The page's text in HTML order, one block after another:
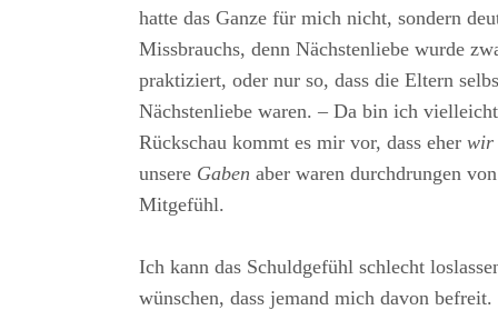
hatte das Ganze für mich nicht, sondern
Missbrauchs, denn Nächstenliebe wurde
praktiziert, oder nur so, dass die Eltern
Nächstenliebe waren. – Da bin ich
Rückschau kommt es mir vor, dass eher wir
unsere Gaben aber waren durchdrungen
Mitgefühl.
Ich kann das Schuldgefühl schlecht
wünschen, dass jemand mich davon